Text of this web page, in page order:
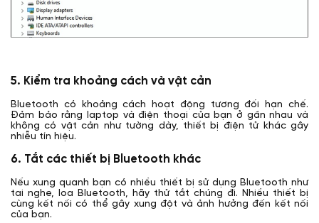
5. Kiểm tra khoảng cách và vật cản
Bluetooth có khoảng cách hoạt động tương đối hạn chế.
Đảm bảo rằng laptop và điện thoại của bạn ở gần nhau và
không có vật cản như tường dày, thiết bị điện tử khác gây
nhiễu tín hiệu.
6. Tắt các thiết bị Bluetooth khác
Nếu xung quanh bạn có nhiều thiết bị sử dụng Bluetooth như
tai nghe, loa Bluetooth, hãy thử tắt chúng đi. Nhiều thiết bị
cùng kết nối có thể gây xung đột và ảnh hưởng đến kết nối
của bạn.